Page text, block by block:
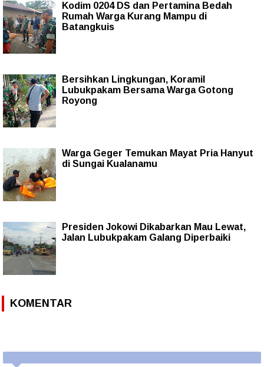
Kodim 0204 DS dan Pertamina Bedah
Rumah Warga Kurang Mampu di
Batangkuis
Bersihkan Lingkungan, Koramil
Lubukpakam Bersama Warga Gotong
Royong
Warga Geger Temukan Mayat Pria Hanyut
di Sungai Kualanamu
Presiden Jokowi Dikabarkan Mau Lewat,
Jalan Lubukpakam Galang Diperbaiki
KOMENTAR